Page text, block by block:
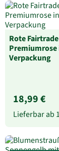
Rote Fairtrade
Premiumrose
Verpackung
18,99 €
Lieferbar ab